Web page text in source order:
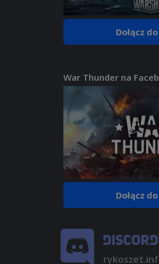
Dołącz
War Thunder na
Dołącz